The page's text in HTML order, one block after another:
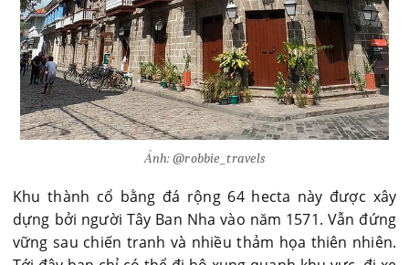
Ảnh: @robbie_travels
Khu thành cổ bằng đá rộng 64 hecta này được xây
dựng bởi người Tây Ban Nha vào năm 1571. Vẫn đứng
vững sau chiến tranh và nhiều thảm họa thiên nhiên.